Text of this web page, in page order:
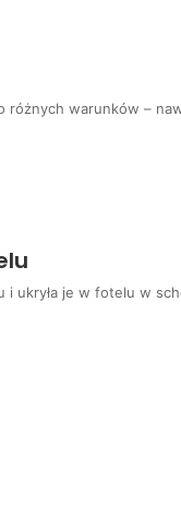
różnych warunków –
ukryła je w fotelu w